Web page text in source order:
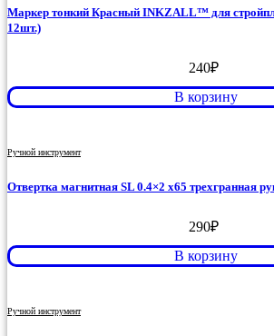
Маркер тонкий Красный INKZALL™ для
12шт.)
240₽
В корзину
Ручной инструмент
Отвертка магнитная SL 0.4×2 x65 трехгранная
290₽
В корзину
Ручной инструмент